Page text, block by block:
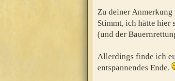
Zu deiner
Stimmt, ich hätte hier
(und der
Allerdings finde ich
entspannendes Ende.